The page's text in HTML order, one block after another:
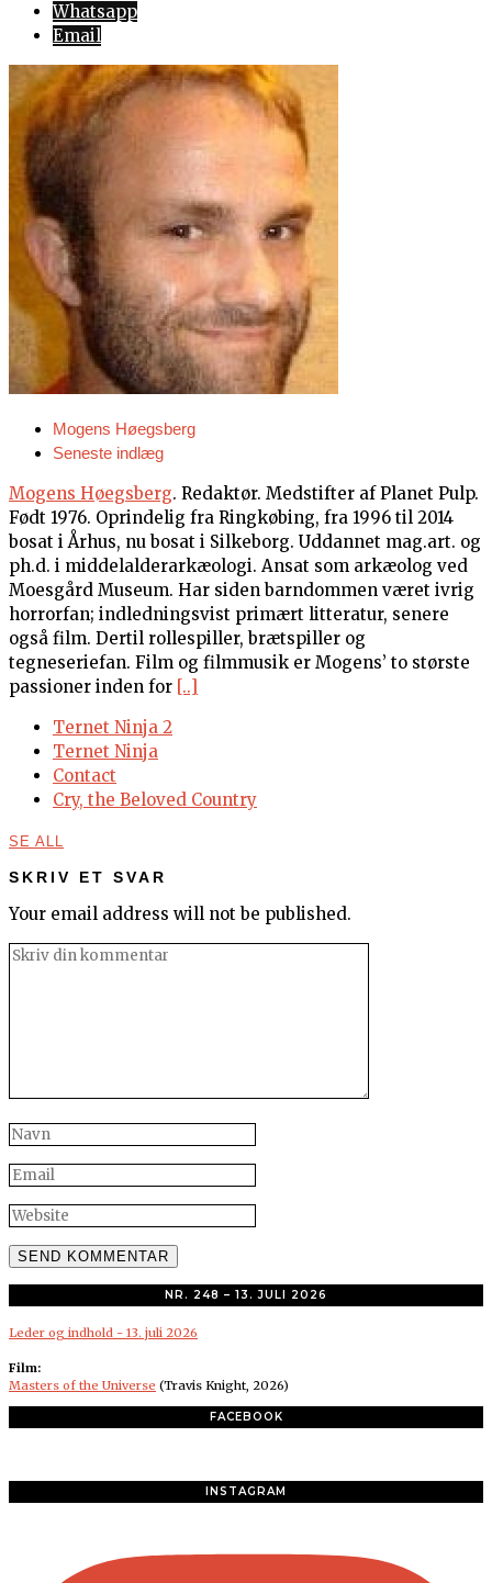
Whatsapp
Email
Mogens Høegsberg
Seneste indlæg
Mogens Høegsberg. Redaktør. Medstifter af Planet Pulp.
Født 1976. Oprindelig fra Ringkøbing, fra 1996 til 2014
bosat i Århus, nu bosat i Silkeborg. Uddannet mag.art. og
ph.d. i middelalderarkæologi. Ansat som arkæolog ved
Moesgård Museum. Har siden barndommen været ivrig
horrorfan; indledningsvist primært litteratur, senere
også film. Dertil rollespiller, brætspiller og
tegneseriefan. Film og filmmusik er Mogens’ to største
passioner inden for [..]
Ternet Ninja 2
Ternet Ninja
Contact
Cry, the Beloved Country
SE ALL
SKRIV ET SVAR
Your email address will not be published.
NR. 248 – 13. JULI 2026
Leder og indhold - 13. juli 2026
Film:
Masters of the Universe (Travis Knight, 2026)
FACEBOOK
INSTAGRAM